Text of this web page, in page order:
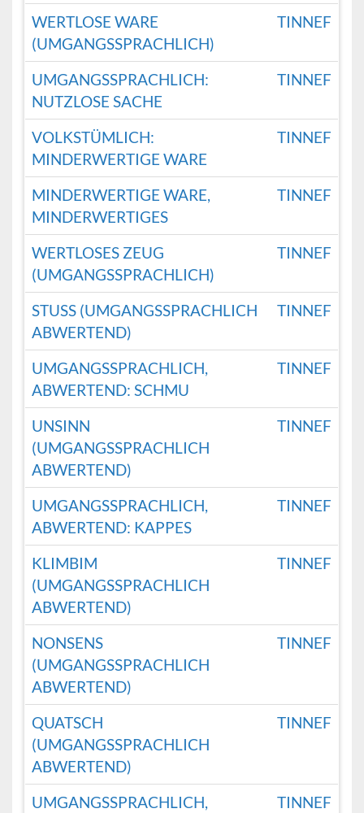
WERTLOSE WARE
(UMGANGSSPRACHLICH)
TINNEF
UMGANGSSPRACHLICH:
NUTZLOSE SACHE
TINNEF
VOLKSTÜMLICH:
MINDERWERTIGE WARE
TINNEF
MINDERWERTIGE WARE,
MINDERWERTIGES
TINNEF
WERTLOSES ZEUG
(UMGANGSSPRACHLICH)
TINNEF
STUSS (UMGANGSSPRACHLICH
ABWERTEND)
TINNEF
UMGANGSSPRACHLICH,
ABWERTEND: SCHMU
TINNEF
UNSINN
(UMGANGSSPRACHLICH
ABWERTEND)
TINNEF
UMGANGSSPRACHLICH,
ABWERTEND: KAPPES
TINNEF
KLIMBIM
(UMGANGSSPRACHLICH
ABWERTEND)
TINNEF
NONSENS
(UMGANGSSPRACHLICH
ABWERTEND)
TINNEF
QUATSCH
(UMGANGSSPRACHLICH
ABWERTEND)
TINNEF
UMGANGSSPRACHLICH,
TINNEF